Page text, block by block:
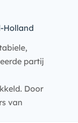
Holland
partij
Door
van